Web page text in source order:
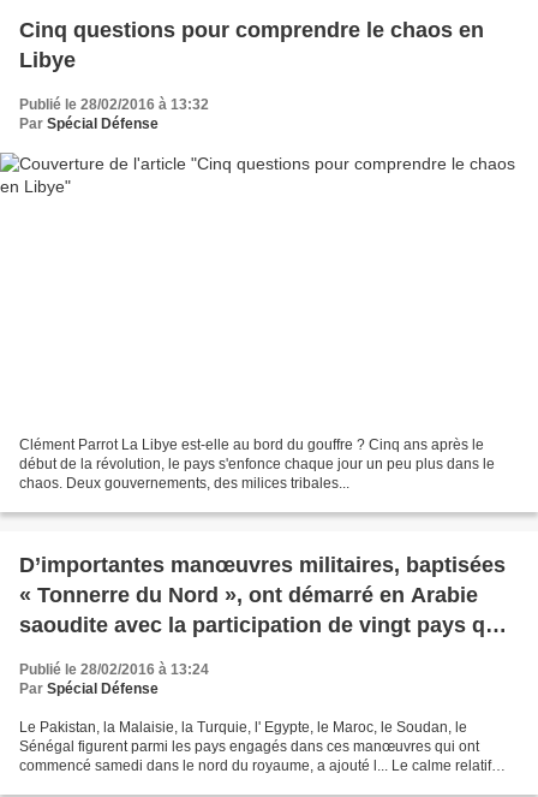
Cinq questions pour comprendre le chaos en
Libye
Publié le 28/02/2016 à 13:32
Par Spécial Défense
Clément Parrot La Libye est-elle au bord du gouffre ? Cinq ans après le
début de la révolution, le pays s'enfonce chaque jour un peu plus dans le
chaos. Deux gouvernements, des milices tribales...
D’importantes manœuvres militaires, baptisées
« Tonnerre du Nord », ont démarré en Arabie
saoudite avec la participation de vingt pays qui
cherchent à coordonner leurs efforts pour lutter
contre « le terrorisme ». Le Pakistan, la Malaisie,
la Turquie, l’Egypte, le Maroc, le Soudan, le
Sénégal figurent parmi les pays engagés dans
ces manœuvres
Publié le 28/02/2016 à 13:24
Par Spécial Défense
Le Pakistan, la Malaisie, la Turquie, l' Egypte, le Maroc, le Soudan, le
Sénégal figurent parmi les pays engagés dans ces manœuvres qui ont
commencé samedi dans le nord du royaume, a ajouté l... Le calme relatif